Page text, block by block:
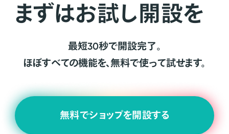
まずはお試し開設を
最短30秒で開設完了。
ほぼすべての機能を、無料で使って試せます。
無料でショップを開設する